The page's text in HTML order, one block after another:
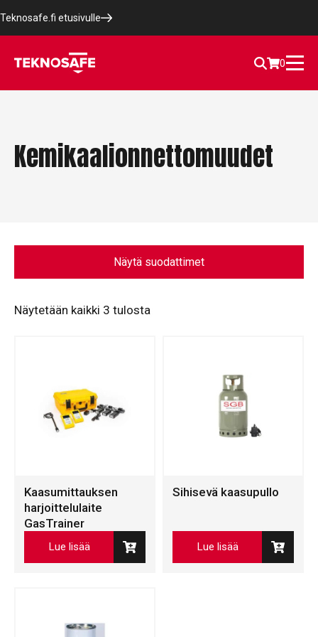
Teknosafe.fi etusivulle
0
Kemikaalionnettomuudet
Näytä suodattimet
Näytetään kaikki 3 tulosta
Kaasumittauksen
harjoittelulaite
GasTrainer
Lue lisää
Sihisevä kaasupullo
Lue lisää